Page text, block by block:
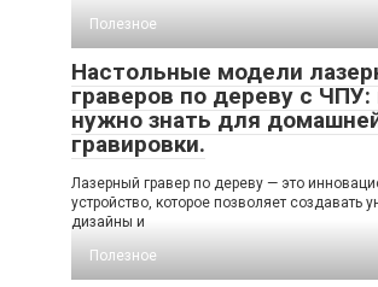
Полезное
Настольные модели
граверов по дереву с ЧПУ:
нужно знать для
гравировки.
Лазерный гравер по дереву — это
устройство, которое позволяет создавать
дизайны и
Полезное